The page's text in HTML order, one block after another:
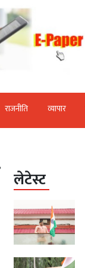
राजनीति व्‍यापार
लेटेस्ट